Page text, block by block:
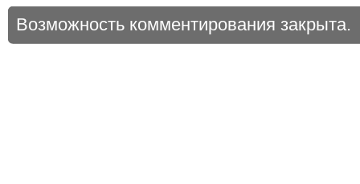
Возможность комментирования закрыта.